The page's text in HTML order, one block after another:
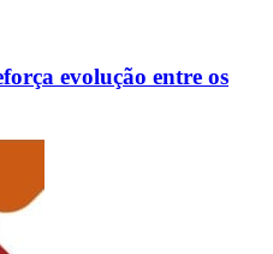
evolução entre os